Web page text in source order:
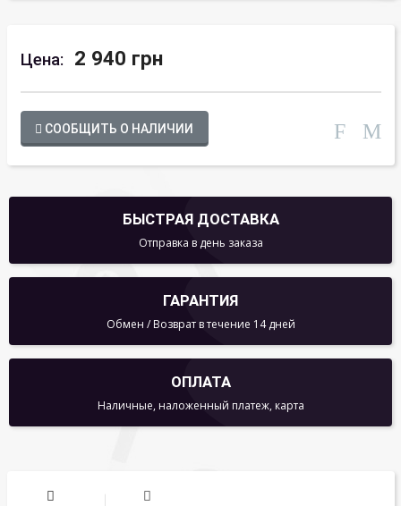
Цена: 2 940 грн
СООБЩИТЬ О НАЛИЧИИ
БЫСТРАЯ ДОСТАВКА
Отправка в день заказа
ГАРАНТИЯ
Обмен / Возврат в течение 14 дней
ОПЛАТА
Наличные, наложенный платеж, карта